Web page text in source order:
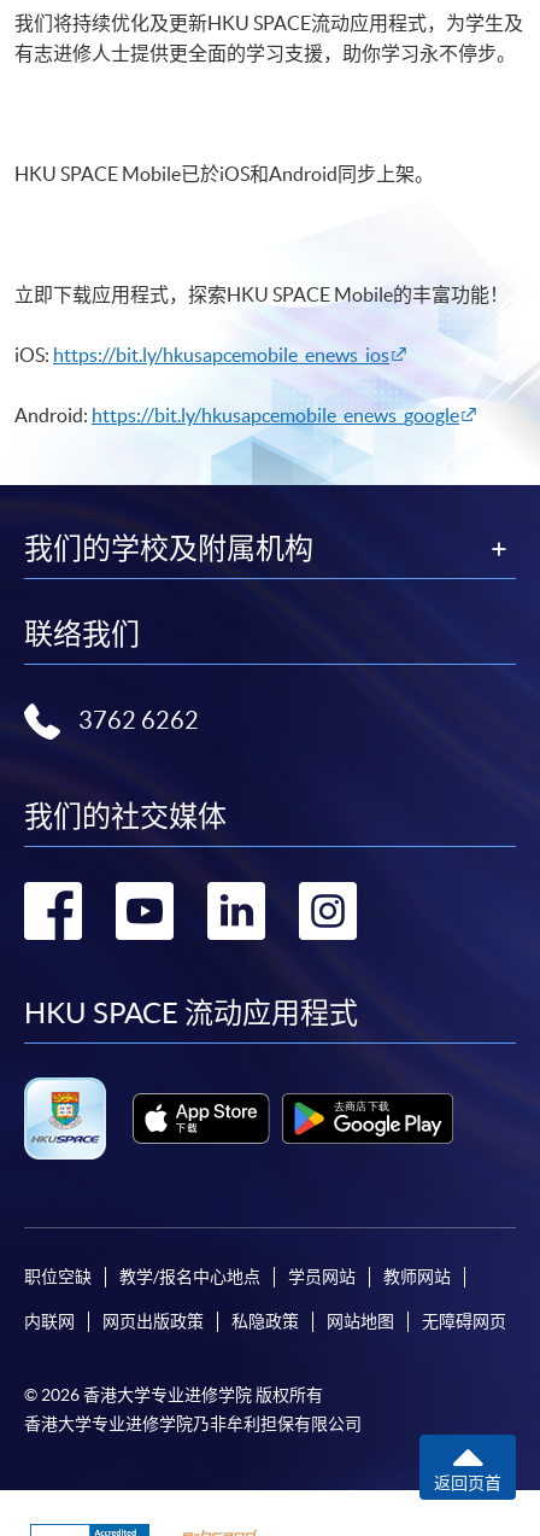
我们将持续优化及更新HKU SPACE流动应用程式，为学生及
有志进修人士提供更全面的学习支援，助你学习永不停步。
HKU SPACE Mobile已於iOS和Android同步上架。
立即下载应用程式，探索HKU SPACE Mobile的丰富功能！
iOS: https://bit.ly/hkusapcemobile_enews_ios
Android: https://bit.ly/hkusapcemobile_enews_google
我们的学校及附属机构
联络我们
3762 6262
我们的社交媒体
转
facebook
转
youtube
转
linkedin
转
HKU SPACE 流动应用程式
职位空缺 教学/报名中心地点 学员网站 教师网站
内联网 网页出版政策 私隐政策 网站地图 无障碍网页
© 2026 香港大学专业进修学院 版权所有
香港大学专业进修学院乃非牟利担保有限公司
返回页首